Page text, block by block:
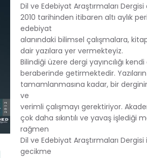
Dil ve Edebiyat Araştırmaları Dergisi
2010 tarihinden itibaren altı aylık
edebiyat
alanındaki bilimsel çalışmalara,
dair yazılara yer vermekteyiz.
Bilindiği üzere dergi yayıncılığı
beraberinde getirmektedir.
tamamlanmasına kadar, bir
ve
verimli çalışmayı gerektiriyor.
çok daha sıkıntılı ve yavaş
rağmen
Dil ve Edebiyat Araştırmaları
gecikme